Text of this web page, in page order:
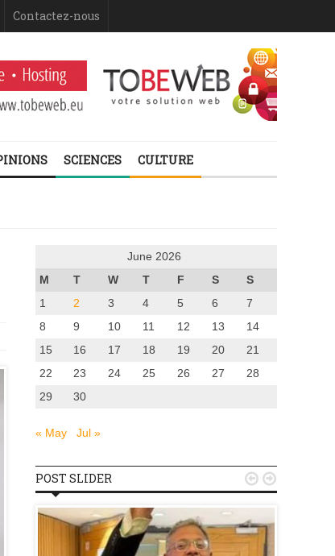
Contactez-nous
SCIENCES CULTURE
June 2026
M
T W T F S
S
1
2 3 4 5 6
7
8
9 10 11 12 13
14
15
16 17 18 19 20
21
22
23 24 25 26 27
28
29
30
« May Jul »
POST SLIDER  